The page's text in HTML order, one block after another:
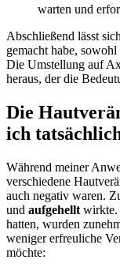
warten und​
Abschließend lässt
gemacht habe,
Die Umstellung auf
heraus,⁢ der die⁣
Die
ich
Während ⁤meiner⁢
verschiedene
auch negativ waren.⁤
und aufgehellt wirkte.
hatten, wurden
​weniger erfreuliche
möchte: